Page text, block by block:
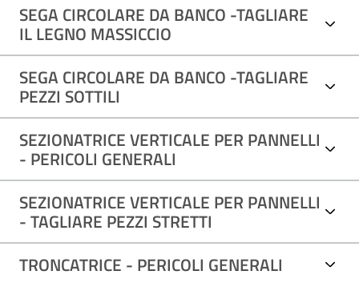
SEGA CIRCOLARE DA BANCO -TAGLIARE
IL LEGNO MASSICCIO
SEGA CIRCOLARE DA BANCO -TAGLIARE
PEZZI SOTTILI
SEZIONATRICE VERTICALE PER PANNELLI
- PERICOLI GENERALI
SEZIONATRICE VERTICALE PER PANNELLI
- TAGLIARE PEZZI STRETTI
TRONCATRICE - PERICOLI GENERALI